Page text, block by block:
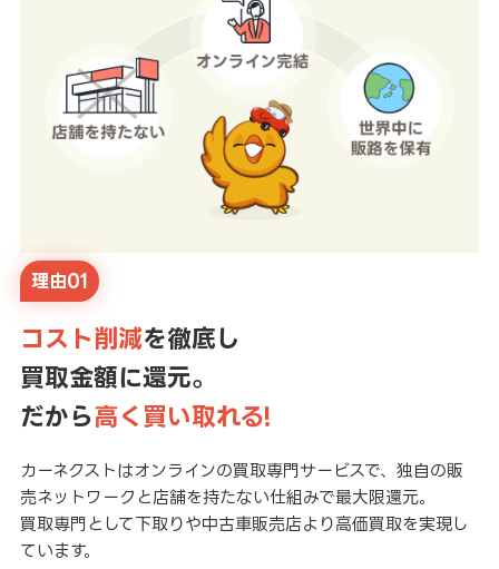
理由01
コスト削減を徹底し
買取金額に還元。
だから高く買い取れる!
カーネクストはオンラインの買取専門サービスで、独自の販
売ネットワークと店舗を持たない仕組みで最大限還元。
買取専門として下取りや中古車販売店より高価買取を実現し
ています。